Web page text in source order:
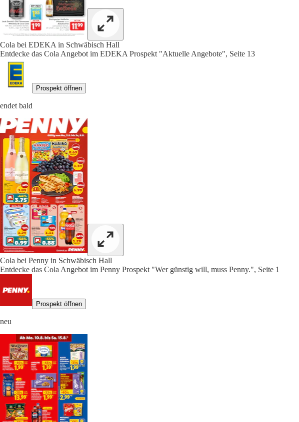
Cola bei EDEKA in Schwäbisch Hall
Entdecke das Cola Angebot im EDEKA Prospekt "Aktuelle Angebote", Seite 13
Prospekt öffnen
endet bald
Cola bei Penny in Schwäbisch Hall
Entdecke das Cola Angebot im Penny Prospekt "Wer günstig will, muss Penny.", Seite 1
Prospekt öffnen
neu